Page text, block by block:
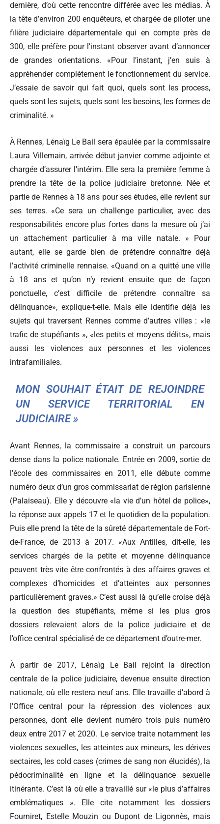
dernière, d’où cette rencontre différée avec les médias. À
la tête d’environ 200 enquêteurs, et chargée de piloter une
filière judiciaire départementale qui en compte près de
300, elle préfère pour l’instant observer avant d’annoncer
de grandes orientations. «Pour l’instant, j’en suis à
appréhender complètement le fonctionnement du service.
J’essaie de savoir qui fait quoi, quels sont les process,
quels sont les sujets, quels sont les besoins, les formes de
criminalité. »
À Rennes, Lénaïg Le Bail sera épaulée par la commissaire
Laura Villemain, arrivée début janvier comme adjointe et
chargée d’assurer l’intérim. Elle sera la première femme à
prendre la tête de la police judiciaire bretonne. Née et
partie de Rennes à 18 ans pour ses études, elle revient sur
ses terres. «Ce sera un challenge particulier, avec des
responsabilités encore plus fortes dans la mesure où j’ai
un attachement particulier à ma ville natale. » Pour
autant, elle se garde bien de prétendre connaître déjà
l’activité criminelle rennaise. «Quand on a quitté une ville
à 18 ans et qu’on n’y revient ensuite que de façon
ponctuelle, c’est difficile de prétendre connaître sa
délinquance», explique-t-elle. Mais elle identifie déjà les
sujets qui traversent Rennes comme d’autres villes : «le
trafic de stupéfiants », «les petits et moyens délits», mais
aussi les violences aux personnes et les violences
intrafamiliales.
MON SOUHAIT ÉTAIT DE REJOINDRE
UN SERVICE TERRITORIAL EN
JUDICIAIRE »
Avant Rennes, la commissaire a construit un parcours
dense dans la police nationale. Entrée en 2009, sortie de
l’école des commissaires en 2011, elle débute comme
numéro deux d’un gros commissariat de région parisienne
(Palaiseau). Elle y découvre «la vie d’un hôtel de police»,
la réponse aux appels 17 et le quotidien de la population.
Puis elle prend la tête de la sûreté départementale de Fort-
de-France, de 2013 à 2017. «Aux Antilles, dit-elle, les
services chargés de la petite et moyenne délinquance
peuvent très vite être confrontés à des affaires graves et
complexes d’homicides et d’atteintes aux personnes
particulièrement graves.» C’est aussi là qu’elle croise déjà
la question des stupéfiants, même si les plus gros
dossiers relevaient alors de la police judiciaire et de
l’office central spécialisé de ce département d’outre-mer.
À partir de 2017, Lénaïg Le Bail rejoint la direction
centrale de la police judiciaire, devenue ensuite direction
nationale, où elle restera neuf ans. Elle travaille d’abord à
l’Office central pour la répression des violences aux
personnes, dont elle devient numéro trois puis numéro
deux entre 2017 et 2020. Le service traite notamment les
violences sexuelles, les atteintes aux mineurs, les dérives
sectaires, les cold cases (crimes de sang non élucidés), la
pédocriminalité en ligne et la délinquance sexuelle
itinérante. C’est là où elle a travaillé sur «le plus d’affaires
emblématiques ». Elle cite notamment les dossiers
Fourniret, Estelle Mouzin ou Dupont de Ligonnès, mais